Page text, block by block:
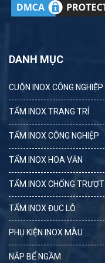
DANH MỤC
CUỘN INOX CÔNG NGHIỆP
TẤM INOX TRANG TRÍ
TẤM INOX CÔNG NGHIỆP
TẤM INOX HOA VĂN
TẤM INOX CHỐNG TRƯỢT
TẤM INOX ĐỤC LỖ
PHỤ KIỆN INOX MÀU
NẮP BỂ NGẦM